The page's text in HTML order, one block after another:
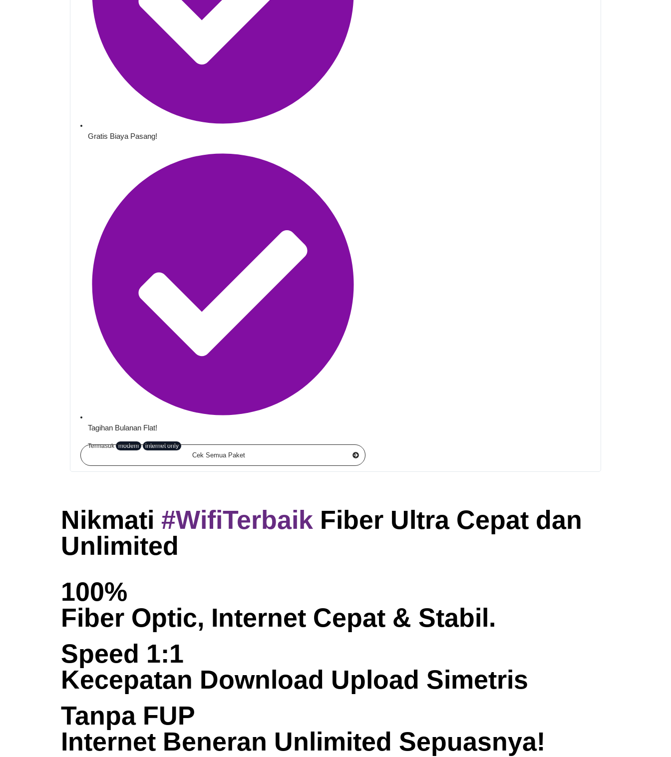
Gratis Biaya Pasang!
Tagihan Bulanan Flat!
Termasuk modem internet only
Cek Semua Paket
Nikmati #WifiTerbaik Fiber Ultra Cepat dan
Unlimited
100%
Fiber Optic, Internet Cepat & Stabil.
Speed 1:1
Kecepatan Download Upload Simetris
Tanpa FUP
Internet Beneran Unlimited Sepuasnya!